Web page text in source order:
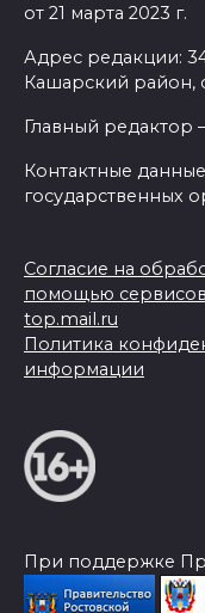
от 21 марта 2023 г.
Адрес редакции:
Кашарский район,
Главный редактор
Контактные
государственных
Согласие на
помощью
top.mail.ru
Политика
информации
При поддержке